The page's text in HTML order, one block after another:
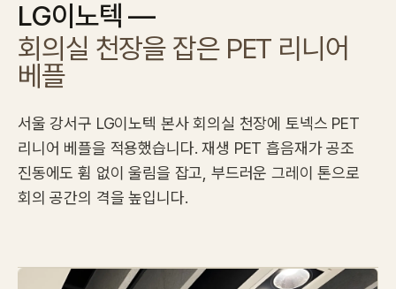
MELAMINE
WOOD WOOL
CARPET
SOUND MASKING
Stocks
LG이노텍 —
회의실 천장을 잡은 PET 리니어
베플
서울 강서구 LG이노텍 본사 회의실 천장에 토넥스 PET
리니어 베플을 적용했습니다. 재생 PET 흡음재가 공조
진동에도 휨 없이 울림을 잡고, 부드러운 그레이 톤으로
회의 공간의 격을 높입니다.